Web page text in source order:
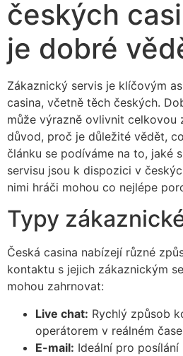
českých
je dobré
Zákaznický servis je klíčovým
casina, včetně těch českých.
může výrazně ovlivnit celkovou
důvod, proč je důležité vědět,
článku se podíváme na to, jaké
servisu jsou k dispozici v
nimi hráči mohou co nejlépe
Typy
Česká casina nabízejí různé
kontaktu s jejich zákaznickým
mohou zahrnovat:
Live chat: Rychlý způsob
operátorem v reálném
E-mail: Ideální pro